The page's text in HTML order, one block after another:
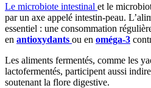
Le microbiote intestinal et le
par un axe appelé intestin-peau.
essentiel : une consommation
en antioxydants ou en oméga-3
Les aliments fermentés, comme les
lactofermentés, participent aussi
soutenant la flore digestive.